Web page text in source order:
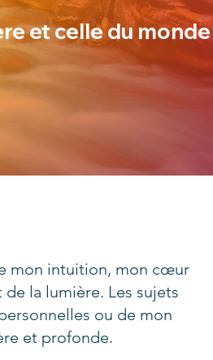
et celle du monde
mon intuition, mon cœur
la lumière. Les sujets
ou de mon
et profonde.